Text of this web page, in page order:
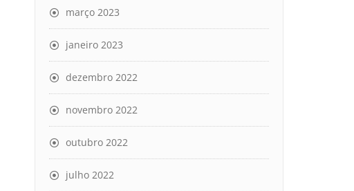
março 2023
janeiro 2023
dezembro 2022
novembro 2022
outubro 2022
julho 2022